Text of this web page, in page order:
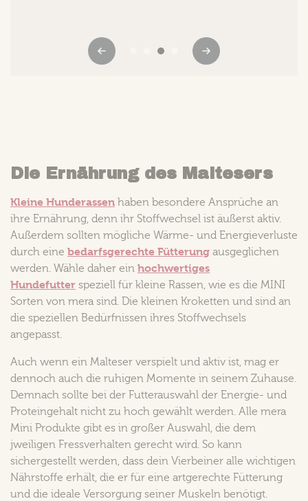
Die Ernährung des Maltesers
Kleine Hunderassen haben besondere Ansprüche an
ihre Ernährung, denn ihr Stoffwechsel ist äußerst aktiv.
Außerdem sollten mögliche Wärme- und Energieverluste
durch eine bedarfsgerechte Fütterung ausgeglichen
werden. Wähle daher ein hochwertiges
Hundefutter speziell für kleine Rassen, wie es die MINI
Sorten von mera sind. Die kleinen Kroketten und sind an
die speziellen Bedürfnissen ihres Stoffwechsels
angepasst.
Auch wenn ein Malteser verspielt und aktiv ist, mag er
dennoch auch die ruhigen Momente in seinem Zuhause.
Demnach sollte bei der Futterauswahl der Energie- und
Proteingehalt nicht zu hoch gewählt werden. Alle mera
Mini Produkte gibt es in großer Auswahl, die dem
jweiligen Fressverhalten gerecht wird. So kann
sichergestellt werden, dass dein Vierbeiner alle wichtigen
Nährstoffe erhält, die er für eine artgerechte Fütterung
und die ideale Versorgung seiner Muskeln benötigt.